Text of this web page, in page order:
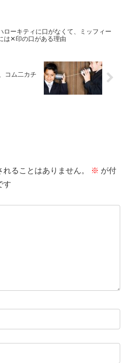
ローキティに口がなくて、ミッフィー
は✕印の口がある理由
コム二カチ
ることはありません。 ※ が付
す